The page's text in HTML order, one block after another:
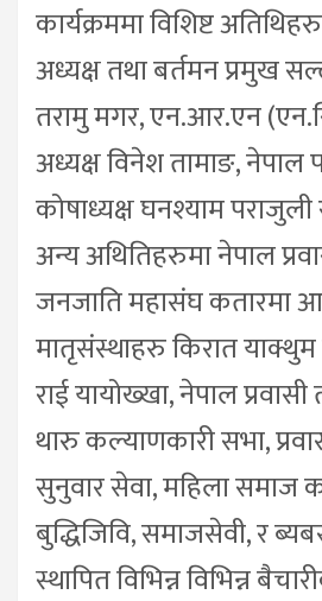
कार्यक्रममा विशिष्ट
अध्यक्ष तथा बर्तमन प्रमुख
तरामु मगर, एन.आर.एन
अध्यक्ष विनेश तामाङ, नेपाल
कोषाध्यक्ष घनश्याम
अन्य अथितिहरुमा नेपाल
जनजाति महासंघ कतारमा
मातृसंस्थाहरु किरात
राई यायोख्खा, नेपाल
थारु कल्याणकारी सभा,
सुनुवार सेवा, महिला समाज
बुद्धिजिवि, समाजसेवी, र
स्थापित विभिन्न विभिन्न